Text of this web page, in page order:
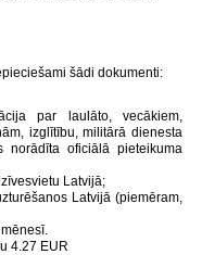
šādi dokumenti:
par laulāto, vecākiem,
izglītību, militārā dienesta
norādīta oficiālā pieteikuma
Latvijā;
Latvijā (piemēram,
4.27 EUR